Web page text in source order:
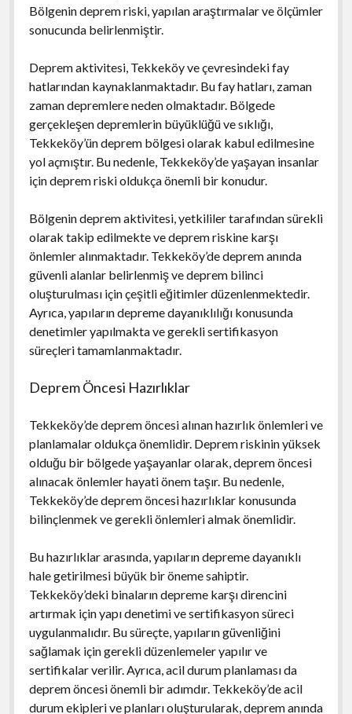
Bölgenin deprem riski, yapılan araştırmalar ve ölçümler
sonucunda belirlenmiştir.
Deprem aktivitesi, Tekkeköy ve çevresindeki fay
hatlarından kaynaklanmaktadır. Bu fay hatları, zaman
zaman depremlere neden olmaktadır. Bölgede
gerçekleşen depremlerin büyüklüğü ve sıklığı,
Tekkeköy’ün deprem bölgesi olarak kabul edilmesine
yol açmıştır. Bu nedenle, Tekkeköy’de yaşayan insanlar
için deprem riski oldukça önemli bir konudur.
Bölgenin deprem aktivitesi, yetkililer tarafından sürekli
olarak takip edilmekte ve deprem riskine karşı
önlemler alınmaktadır. Tekkeköy’de deprem anında
güvenli alanlar belirlenmiş ve deprem bilinci
oluşturulması için çeşitli eğitimler düzenlenmektedir.
Ayrıca, yapıların depreme dayanıklılığı konusunda
denetimler yapılmakta ve gerekli sertifikasyon
süreçleri tamamlanmaktadır.
Deprem Öncesi Hazırlıklar
Tekkeköy’de deprem öncesi alınan hazırlık önlemleri ve
planlamalar oldukça önemlidir. Deprem riskinin yüksek
olduğu bir bölgede yaşayanlar olarak, deprem öncesi
alınacak önlemler hayati önem taşır. Bu nedenle,
Tekkeköy’de deprem öncesi hazırlıklar konusunda
bilinçlenmek ve gerekli önlemleri almak önemlidir.
Bu hazırlıklar arasında, yapıların depreme dayanıklı
hale getirilmesi büyük bir öneme sahiptir.
Tekkeköy’deki binaların depreme karşı direncini
artırmak için yapı denetimi ve sertifikasyon süreci
uygulanmalıdır. Bu süreçte, yapıların güvenliğini
sağlamak için gerekli düzenlemeler yapılır ve
sertifikalar verilir. Ayrıca, acil durum planlaması da
deprem öncesi önemli bir adımdır. Tekkeköy’de acil
durum ekipleri ve planları oluşturularak, deprem anında